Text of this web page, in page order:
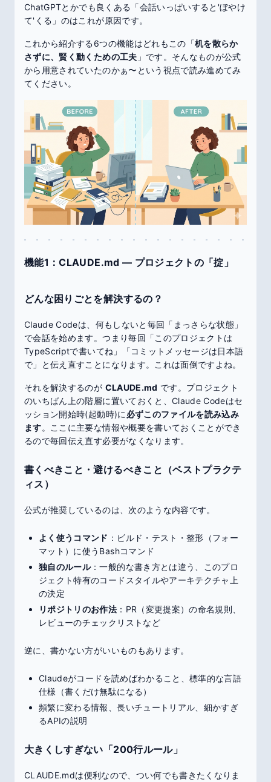
ChatGPTとかでも良くある「会話いっぱいすると'ぼやけ
て'くる」のはこれが原因です。
これから紹介する6つの機能はどれもこの「机を散らか
さずに、賢く動くための工夫 」です。そんなものが公式
から用意されていたのかぁ〜という視点で読み進めてみ
てください。
機能1：CLAUDE.md ― プロジェクトの「掟」
どんな困りごとを解決するの？
Claude Codeは、何もしないと毎回「まっさらな状態」
で会話を始めます。つまり毎回「このプロジェクトは
TypeScriptで書いてね」「コミットメッセージは日本語
で」と伝え直すことになります。これは面倒ですよね。
それを解決するのが CLAUDE.md です。プロジェクト
のいちばん上の階層に置いておくと、Claude Codeはセ
ッション開始時(起動時)に 必ずこのファイルを読み込み
ます。ここに主要な情報や概要を書いておくことができ
るので毎回伝え直す必要がなくなります。
書くべきこと・避けるべきこと（ベストプラクテ
ィス）
公式が推奨しているのは、次のような内容です。
よく使うコマンド ：ビルド・テスト・整形（フォー
マット）に使うBashコマンド
独自のルール：一般的な書き方とは違う、このプロ
ジェクト特有のコードスタイルやアーキテクチャ上
の決定
リポジトリのお作法 ：PR（変更提案）の命名規則、
レビューのチェックリストなど
逆に、書かない方がいいものもあります。
Claudeがコードを読めばわかること、標準的な言語
仕様（書くだけ無駄になる）
頻繁に変わる情報、長いチュートリアル、細かすぎ
るAPIの説明
大きくしすぎない「200行ルール」
CLAUDE.mdは便利なので、つい何でも書きたくなりま